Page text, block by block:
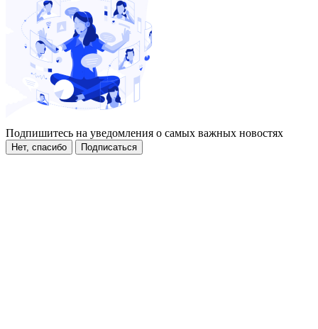
Подпишитесь на уведомления о самых важных новостях
Нет, спасибо Подписаться